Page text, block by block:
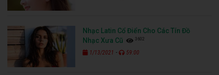
Nhạc Latin Cổ Điển Cho Các Tín Đồ
Nhạc Xưa Cũ
3602
1/13/2021 - 59:00